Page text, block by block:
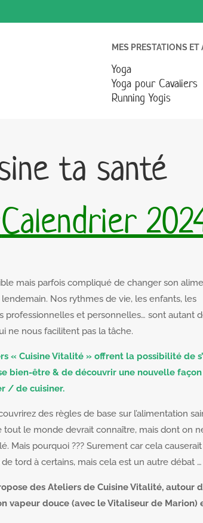
MES PRESTATIONS
Yoga
Yoga pour Cavaliers
Running Yogis
ta santé
Calendrier
mais parfois compliqué de changer son
Nos rythmes de vie, les enfants, les
professionnelles et personnelles… sont autant
ne nous facilitent pas la tâche.
« Cuisine Vitalité » offrent la possibilité de
bien-être & de découvrir une nouvelle
/ de cuisiner.
des règles de base sur l’alimentation
tout le monde devrait connaître, mais dont on
Mais pourquoi ??? Surement car cela causerait
tord à certains, mais cela est un autre débat …
des Ateliers de Cuisine Vitalité, autour
vapeur douce (avec le Vitaliseur de Marion)